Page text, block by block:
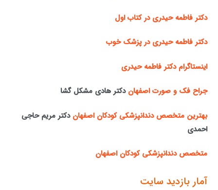
دکتر فاطمه حیدری در کتاب اول
دکتر فاطمه حیدری در پزشک خوب
اینستاگرام دکتر فاطمه حیدری
جراح فک و صورت اصفهان دکتر هادی مشکل گشا
بهترین متخصص دندانپزشکی کودکان اصفهان دکتر مریم حاجی
احمدی
متخصص دندانپزشکی کودکان اصفهان
آمار بازدید سایت